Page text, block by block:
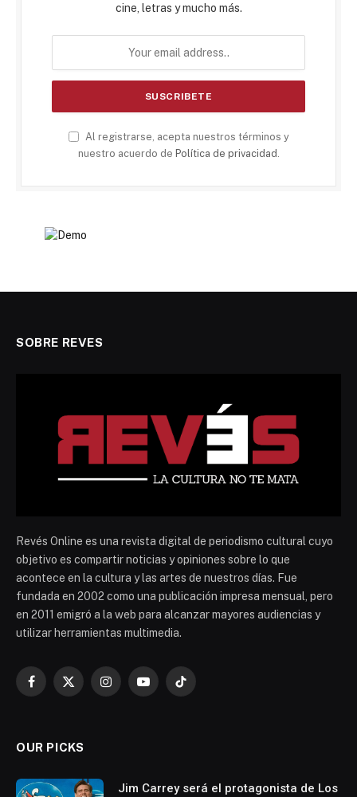
cine, letras y mucho más.
Al registrarse, acepta nuestros términos y
nuestro acuerdo de Política de privacidad
SOBRE REVES
Revés Online es una revista digital de periodismo cultural cuyo
objetivo es compartir noticias y opiniones sobre lo que
acontece en la cultura y las artes de nuestros días. Fue
fundada en 2002 como una publicación impresa mensual, pero
en 2011 emigró a la web para alcanzar mayores audiencias y
utilizar herramientas multimedia.
Facebook
X
InstagramYouTubeTikTok
OUR PICKS
Jim Carrey será el protagonista de Los